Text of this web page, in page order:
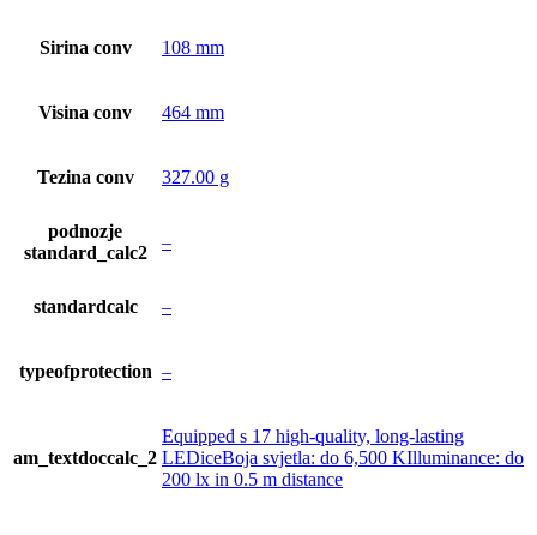
Sirina conv 108 mm
Visina conv 464 mm
Tezina conv 327.00 g
podnozje
standard_calc2
–
standardcalc –
typeofprotection –
am_textdoccalc_2
Equipped s 17 high-quality, long-lasting
LEDiceBoja svjetla: do 6,500 KIlluminance: do
200 lx in 0.5 m distance